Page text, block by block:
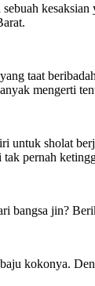
taat
mengerti
untuk sholat
pernah
bangsa jin?
kokonya.